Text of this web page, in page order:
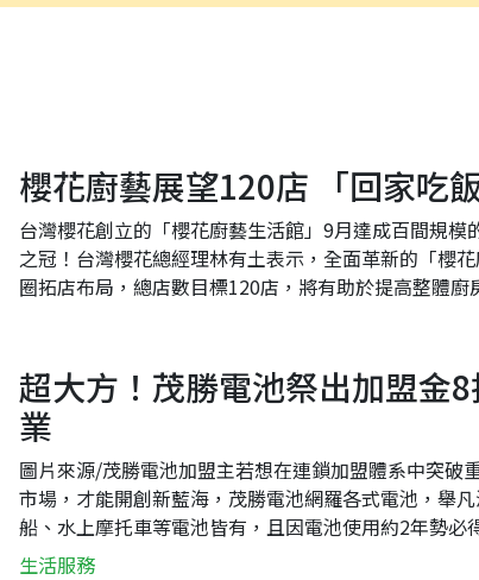
櫻花廚藝展望120店 「回家吃
台灣櫻花創立的「櫻花廚藝生活館」9月達成百間規
之冠！台灣櫻花總經理林有土表示，全面革新的「櫻
圈拓店布局，總店數目標120店，將有助於提高整體
超大方！茂勝電池祭出加盟金
業
圖片來源/茂勝電池加盟主若想在連鎖加盟體系中突破
市場，才能開創新藍海，茂勝電池網羅各式電池，舉
船、水上摩托車等電池皆有，且因電池使用約2年勢必
品，市場成長相對穩定，可謂創業加盟新興行業。老闆
生活服務